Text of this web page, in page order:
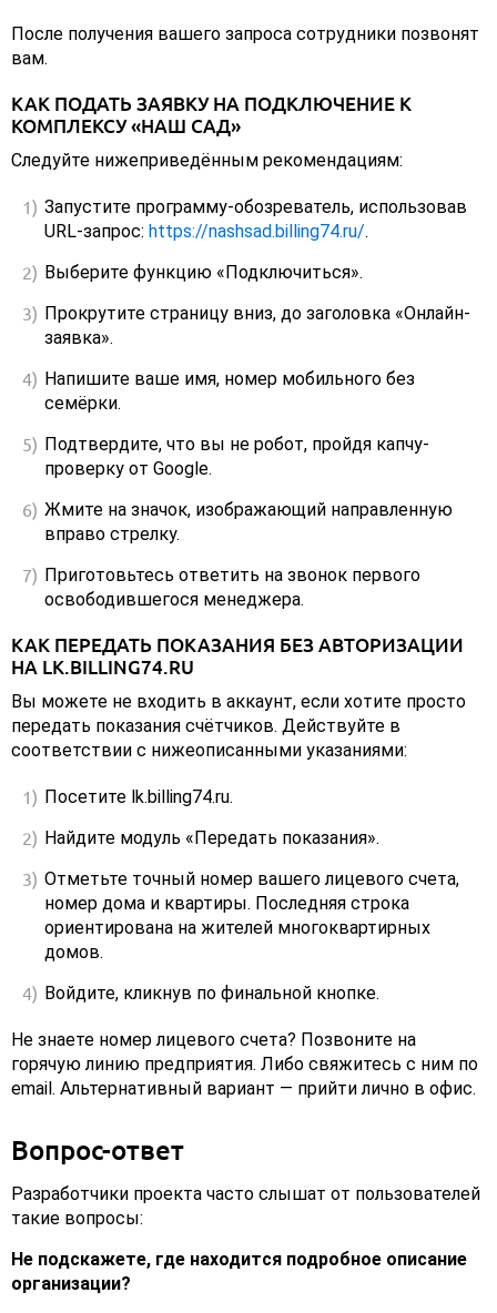
После получения вашего запроса сотрудники позвонят
вам.
КАК ПОДАТЬ ЗАЯВКУ НА ПОДКЛЮЧЕНИЕ К
КОМПЛЕКСУ «НАШ САД»
Следуйте нижеприведённым рекомендациям:
Запустите программу-обозреватель, использовав
URL-запрос: https://nashsad.billing74.ru/.
Выберите функцию «Подключиться».
Прокрутите страницу вниз, до заголовка «Онлайн-
заявка».
Напишите ваше имя, номер мобильного без
семёрки.
Подтвердите, что вы не робот, пройдя капчу-
проверку от Google.
Жмите на значок, изображающий направленную
вправо стрелку.
Приготовьтесь ответить на звонок первого
освободившегося менеджера.
КАК ПЕРЕДАТЬ ПОКАЗАНИЯ БЕЗ АВТОРИЗАЦИИ
НА LK.BILLING74.RU
Вы можете не входить в аккаунт, если хотите просто
передать показания счётчиков. Действуйте в
соответствии с нижеописанными указаниями:
Посетите lk.billing74.ru.
Найдите модуль «Передать показания».
Отметьте точный номер вашего лицевого счета,
номер дома и квартиры. Последняя строка
ориентирована на жителей многоквартирных
домов.
Войдите, кликнув по финальной кнопке.
Не знаете номер лицевого счета? Позвоните на
горячую линию предприятия. Либо свяжитесь с ним по
email. Альтернативный вариант — прийти лично в офис.
Вопрос-ответ
Разработчики проекта часто слышат от пользователей
такие вопросы:
Не подскажете, где находится подробное описание
организации?